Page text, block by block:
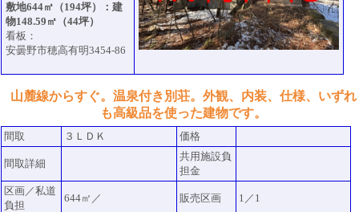
敷地644㎡（194坪）：建
物148.59㎡（44坪）
看板：
安曇野市穂高有明3454-86
山麓線からすぐ。温泉付き別荘。外観、内装、仕様、いずれ
も高級品を使った建物です。
間取 ３ＬＤＫ 価格
間取詳細
共用施設負
担金
区画／私道
負担
644㎡／ 販売区画 1／1